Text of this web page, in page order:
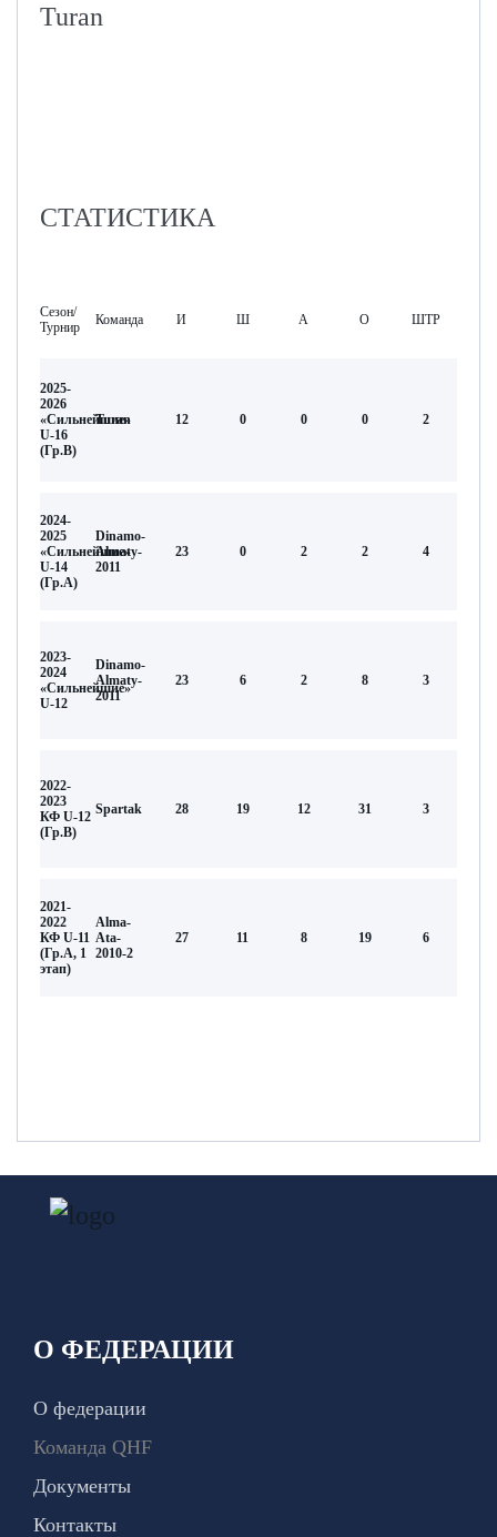
Turan
СТАТИСТИКА
Сезон/
Турнир
Команда И Ш А О ШТР
2025-
2026
«Сильнейшие»
U-16
(Гр.В)
Turan 12 0 0 0 2
2024-
2025
«Сильнейшие»
U-14
(Гр.А)
Dinamo-
Almaty-
2011
23 0 2 2 4
2023-
2024
«Сильнейшие»
U-12
Dinamo-
Almaty-
2011
23 6 2 8 3
2022-
2023
КФ U-12
(Гр.B)
Spartak 28 19 12 31 3
2021-
2022
КФ U-11
(Гр.А, 1
этап)
Alma-
Аta-
2010-2
27 11 8 19 6
О ФЕДЕРАЦИИ
О федерации
Команда QHF
Документы
Контакты